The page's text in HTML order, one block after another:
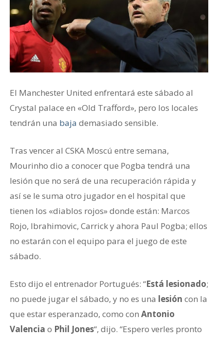
El Manchester United enfrentará este sábado al
Crystal palace en «Old Trafford», pero los locales
tendrán una baja demasiado sensible.
Tras vencer al CSKA Moscú entre semana,
Mourinho dio a conocer que Pogba tendrá una
lesión que no será de una recuperación rápida y
así se le suma otro jugador en el hospital que
tienen los «diablos rojos» donde están: Marcos
Rojo, Ibrahimovic, Carrick y ahora Paul Pogba; ellos
no estarán con el equipo para el juego de este
sábado.
Esto dijo el entrenador Portugués: “Está lesionado;
no puede jugar el sábado, y no es una lesión con la
que estar esperanzado, como con Antonio
Valencia o Phil Jones“, dijo. “Espero verles pronto